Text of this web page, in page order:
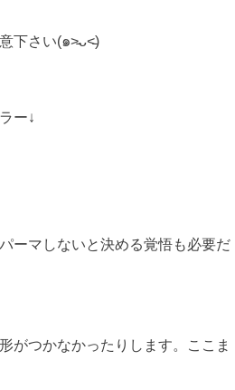
下さい(๑˃̵ᴗ˂̵)
ー↓
ーマしないと決める覚悟も必要だ
がつかなかったりします。ここま